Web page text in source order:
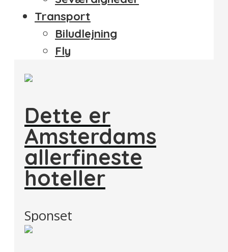
Transport
Biludlejning
Fly
Dette er
Amsterdams
allerfineste
hoteller
Sponset